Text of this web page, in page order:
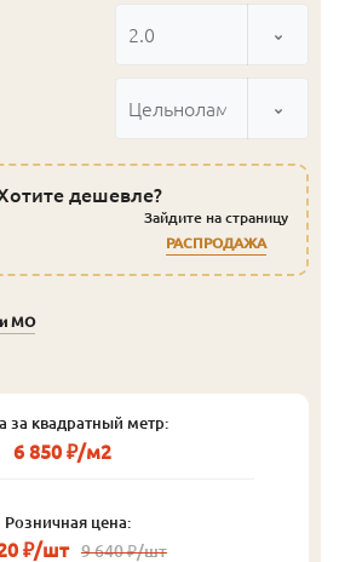
2.0
Цельноламельный
дешевле?
Зайдите на страницу
РАСПРОДАЖА
и МО
за квадратный метр:
6 850 ₽/м2
Розничная цена:
₽/шт 9 640 ₽/шт